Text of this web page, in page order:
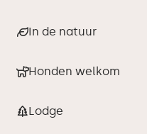
In de natuur
Honden welkom
Lodge